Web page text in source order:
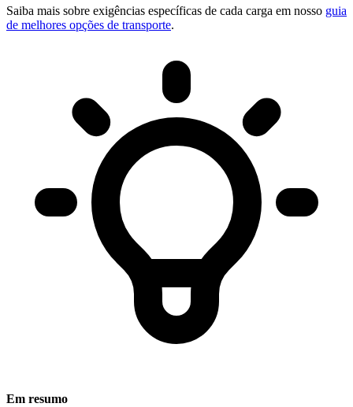
Saiba mais sobre exigências específicas de cada carga em nosso guia
de melhores opções de transporte.
Em resumo